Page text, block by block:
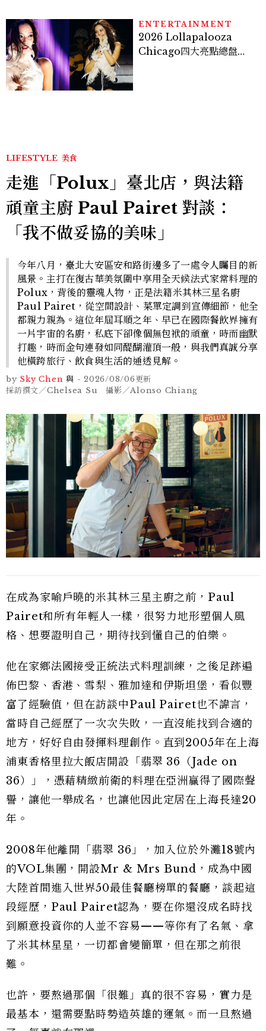
ENTERTAINMENT
2026 Lollapalooza
Chicago四大亮點總盤
LIFESTYLE 美食
走進「Polux」臺北店，與法籍
頑童主廚 Paul Pairet 對談：
「我不做妥協的美味」
今年八月，臺北大安區安和路街邊多了一處令人矚目的新
風景。主打在復古華美氛圍中享用全天候法式家常料理的
Polux，背後的靈魂人物，正是法籍米其林三星名廚
Paul Pairet，從空間設計、菜單定調到宣傳細節，他全
都親力親為。這位年屆耳順之年、早已在國際餐飲界擁有
一片宇宙的名廚，私底下卻像個無包袱的頑童，時而幽默
打趣，時而金句連發如同醍醐灌頂一般，與我們真誠分享
他橫跨旅行、飲食與生活的通透見解。
by Sky Chen 與 - 2026/08/06更新
採訪撰文／Chelsea Su 攝影／Alonso Chiang
在成為家喻戶曉的米其林三星主廚之前，Paul
Pairet和所有年輕人一樣，很努力地形塑個人風
格、想要證明自己，期待找到懂自己的伯樂。
他在家鄉法國接受正統法式料理訓練，之後足跡遍
佈巴黎、香港、雪梨、雅加達和伊斯坦堡，看似豐
富了經驗值，但在訪談中Paul Pairet也不諱言，
當時自己經歷了一次次失敗，一直沒能找到合適的
地方，好好自由發揮料理創作。直到2005年在上海
浦東香格里拉大飯店開設「翡翠 36（Jade on
36）」，憑藉精緻前衛的料理在亞洲贏得了國際聲
譽，讓他一舉成名，也讓他因此定居在上海長達20
年。
2008年他離開「翡翠 36」，加入位於外灘18號內
的VOL集團，開設Mr & Mrs Bund，成為中國
大陸首間進入世界50最佳餐廳榜單的餐廳，談起這
段經歷，Paul Pairet認為，要在你還沒成名時找
到願意投資你的人並不容易——等你有了名氣、拿
了米其林星星，一切都會變簡單，但在那之前很
難。
也許，要熬過那個「很難」真的很不容易，實力是
最基本，還需要點時勢造英雄的運氣。而一旦熬過